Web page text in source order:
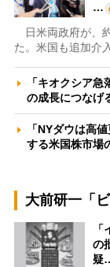
…
日米両政府が、
た。米国も追加介
「キオクシア
の成長につな
「NYダウは高
する米国株市
大前研一「
の
疑